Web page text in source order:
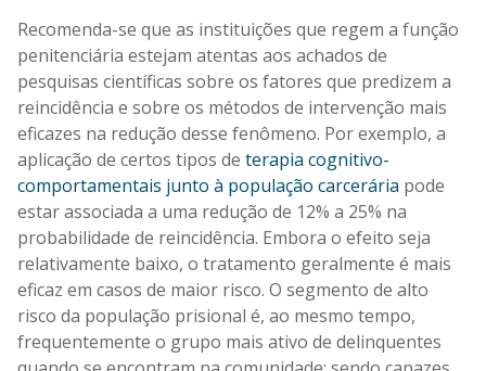
Recomenda-se que as instituições que regem a função
penitenciária estejam atentas aos achados de
pesquisas científicas sobre os fatores que predizem a
reincidência e sobre os métodos de intervenção mais
eficazes na redução desse fenômeno. Por exemplo, a
aplicação de certos tipos de terapia cognitivo-
comportamentais junto à população carcerária pode
estar associada a uma redução de 12% a 25% na
probabilidade de reincidência. Embora o efeito seja
relativamente baixo, o tratamento geralmente é mais
eficaz em casos de maior risco. O segmento de alto
risco da população prisional é, ao mesmo tempo,
frequentemente o grupo mais ativo de delinquentes